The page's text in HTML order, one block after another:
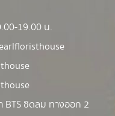
19.00 น.
BTS ชิดลม ทางออก 2